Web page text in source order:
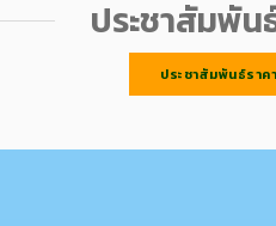
ประชาสัมพัน
ประชาสัมพันธ์ราค